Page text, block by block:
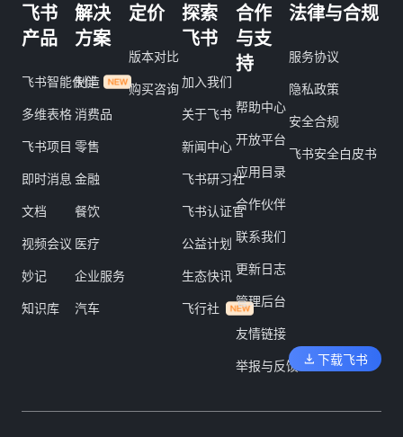
飞书
产品
飞书智能伙伴
多维表格
飞书项目
即时消息
文档
视频会议
妙记
知识库
解决
方案
制造
消费品
零售
金融
餐饮
医疗
企业服务
汽车
定价
版本对比
购买咨询
探索
飞书
加入我们
关于飞书
新闻中心
飞书研习社
飞书认证官
公益计划
生态快讯
飞行社
合作
与支
持
帮助中心
开放平台
应用目录
合作伙伴
联系我们
更新日志
管理后台
友情链接
举报与反馈
法律与合规
服务协议
隐私政策
安全合规
飞书安全白皮书
下载飞书